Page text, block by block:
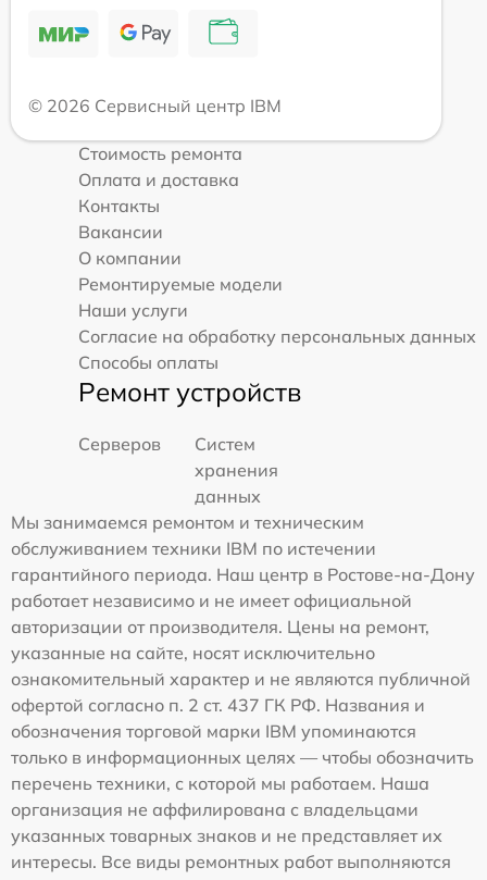
© 2026 Сервисный центр IBM
Стоимость ремонта
Оплата и доставка
Контакты
Вакансии
О компании
Ремонтируемые модели
Наши услуги
Согласие на обработку персональных данных
Способы оплаты
Ремонт устройств
Серверов
Систем
хранения
данных
Мы занимаемся ремонтом и техническим
обслуживанием техники IBM по истечении
гарантийного периода. Наш центр в Ростове-на-Дону
работает независимо и не имеет официальной
авторизации от производителя. Цены на ремонт,
указанные на сайте, носят исключительно
ознакомительный характер и не являются публичной
офертой согласно п. 2 ст. 437 ГК РФ. Названия и
обозначения торговой марки IBM упоминаются
только в информационных целях — чтобы обозначить
перечень техники, с которой мы работаем. Наша
организация не аффилирована с владельцами
указанных товарных знаков и не представляет их
интересы. Все виды ремонтных работ выполняются